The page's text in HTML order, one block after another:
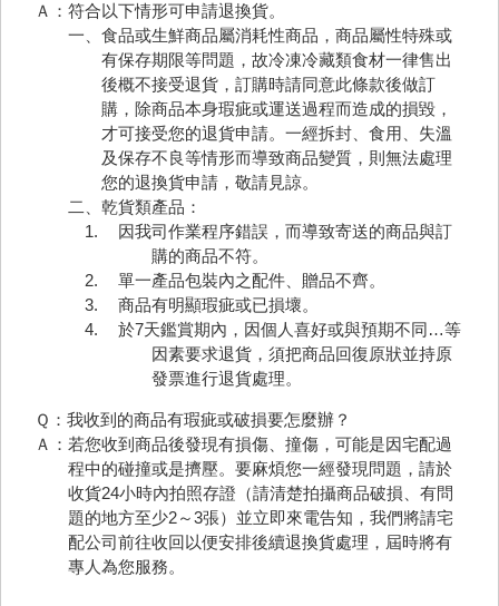
Ａ：符合以下情形可申請退換貨。
一、食品或生鮮商品屬消耗性商品，商品屬性特殊或
有保存期限等問題，故冷凍冷藏類食材一律售出
後概不接受退貨，訂購時請同意此條款後做訂
購，除商品本身瑕疵或運送過程而造成的損毀，
才可接受您的退貨申請。一經拆封、食用、失溫
及保存不良等情形而導致商品變質，則無法處理
您的退換貨申請，敬請見諒。
二、乾貨類產品：
因我司作業程序錯誤，而導致寄送的商品與訂
購的商品不符。
單一產品包裝內之配件、贈品不齊。
商品有明顯瑕疵或已損壞。
於7天鑑賞期內，因個人喜好或與預期不同…等
因素要求退貨，須把商品回復原狀並持原
發票進行退貨處理。
Ｑ：我收到的商品有瑕疵或破損要怎麼辦？
Ａ：若您收到商品後發現有損傷、撞傷，可能是因宅配過
程中的碰撞或是擠壓。要麻煩您一經發現問題，請於
收貨24小時內拍照存證（請清楚拍攝商品破損、有問
題的地方至少2～3張）並立即來電告知，我們將請宅
配公司前往收回以便安排後續退換貨處理，屆時將有
專人為您服務。